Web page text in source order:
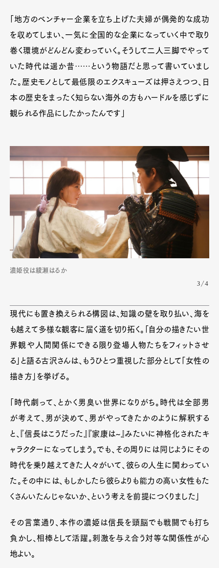
「地方のベンチャー企業を立ち上げた夫婦が偶発的な成功
を収めてしまい、一気に全国的な企業になっていく中で取り
巻く環境がどんどん変わっていく。そうして二人三脚でやって
いた時代は遥か昔……という物語だと思って書いていまし
た。歴史モノとして最低限のエクスキューズは押さえつつ、日
本の歴史をまったく知らない海外の方もハードルを感じずに
観られる作品にしたかったんです」
濃姫役は綾瀬はるか
3/4
現代にも置き換えられる構図は、知識の壁を取り払い、海を
も越えて多様な観客に届く道を切り拓く。「自分の描きたい世
界観や人間関係にできる限り登場人物たちをフィットさせ
る」と語る古沢さんは、もうひとつ重視した部分として「女性の
描き方」を挙げる。
「時代劇って、とかく男臭い世界になりがち。時代は全部男
が考えて、男が決めて、男がやってきたかのように解釈する
と、『信長はこうだった』『家康は~』みたいに神格化されたキ
ャラクターになってしまう。でも、その周りには同じようにその
時代を乗り越えてきた人々がいて、彼らの人生に関わってい
た。その中には、もしかしたら彼らよりも能力の高い女性もた
くさんいたんじゃないか、という考えを前提につくりました」
その言葉通り、本作の濃姫は信長を頭脳でも戦闘でも打ち
負かし、相棒として活躍。刺激を与え合う対等な関係性が心
地よい。